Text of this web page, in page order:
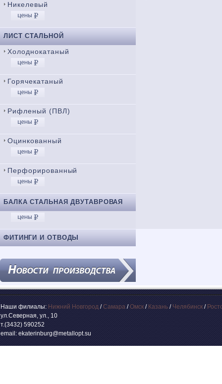
Никелевый
ЛИСТ СТАЛЬНОЙ
Холоднокатаный
Горячекатаный
Рифленый (ПВЛ)
Оцинкованный
Перфорированный
БАЛКА СТАЛЬНАЯ ДВУТАВРОВАЯ
ФИТИНГИ И ОТВОДЫ
Наши филиалы:Нижний Новгород /Самара /Омск/ Казань /Челябинск /
ул.Северная, ул., 10
т.(3432) 590252
email: ekaterinburg@metallopt.su